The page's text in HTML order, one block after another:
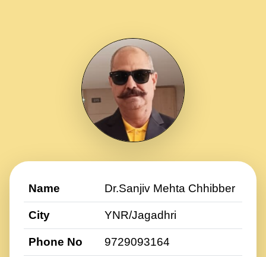
Name Dr.Sanjiv Mehta Chhibber
City YNR/Jagadhri
Phone No 9729093164